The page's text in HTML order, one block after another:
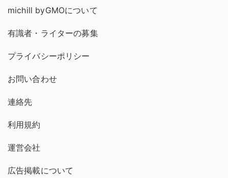
michill byGMOについて
有識者・ライターの募集
プライバシーポリシー
お問い合わせ
連絡先
利用規約
運営会社
広告掲載について